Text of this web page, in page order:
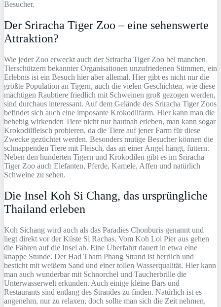
Besucher.
Der Sriracha Tiger Zoo – eine sehenswerte
Attraktion?
Wie jeder Zoo erweckt auch der Sriracha Tiger Zoo bei manchen
Tierschützern bekannter Organisationen unzufriedenen Stimmen, ein
Erlebnis ist ein Besuch hier aber allemal. Hier gibt es nicht nur die
größte Population an Tigern, auch die vielen Geschichten, wie diese
mächtigen Raubtiere friedlich mit Schweinen groß gezogen werden,
sind durchaus interessant. Auf dem Gelände des Sriracha Tiger Zoos
befindet sich auch eine imposante Krokodilfarm. Hier kann man die
behebig wirkenden Tiere nicht nur hautnah erleben, man kann sogar
Krokodilfleisch probieren, da die Tiere auf jener Farm für diese
Zwecke gezüchtet werden. Besonders mutige Besucher können die
schnappenden Tiere mit Fleisch, das an einer Angel hängt, füttern.
Neben den hunderten Tigern und Krokodilen gibt es im Sriracha
Tiger Zoo auch Elefanten, Pferde, Kamele, Affen und natürlich
Schweine zu sehen.
Die Insel Koh Si Chang, das ursprüngliche
Thailand erleben
Koh Sichang wird auch als das Paradies Chonburis genannt und
liegt direkt vor der Küste Si Rachas. Vom Koh Loi Pier aus gehen
die Fähren auf die Insel ab. Eine Überfahrt dauert in etwa eine
knappe Stunde. Der Had Tham Phang Strand ist herrlich und
besticht mit weißem Sand und einer tollen Wasserqualität. Hier kann
man auch wunderbar mit Schnorchel und Taucherbrille die
Unterwasserwelt erkunden. Auch einige kleine Bars und
Restaurants sind entlang des Strandes zu finden. Natürlich ist es
angenehm, nur zu relaxen, doch sollte man sich die Zeit nehmen,